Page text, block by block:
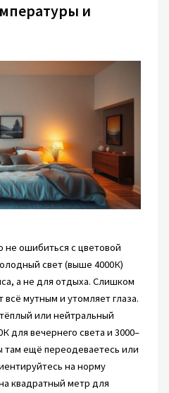
и
не ошибиться с цветовой
свет (выше 4000К)
а не для отдыха. Слишком
мутным и утомляет глаза.
или нейтральный
для вечернего света и 3000–
там ещё переодеваетесь или
на норму
квадратный метр для